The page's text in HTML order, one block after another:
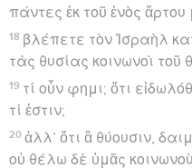
πάντες ἐκ τοῦ ἑνὸς ἄρτου
18 βλέπετε τὸν Ἰσραὴλ
τὰς θυσίας κοινωνοὶ τοῦ
19 τί οὖν φημι; ὅτι
τί ἐστιν;
20 ἀλλ’ ὅτι ἃ θύουσιν,
οὐ θέλω δὲ ὑμᾶς